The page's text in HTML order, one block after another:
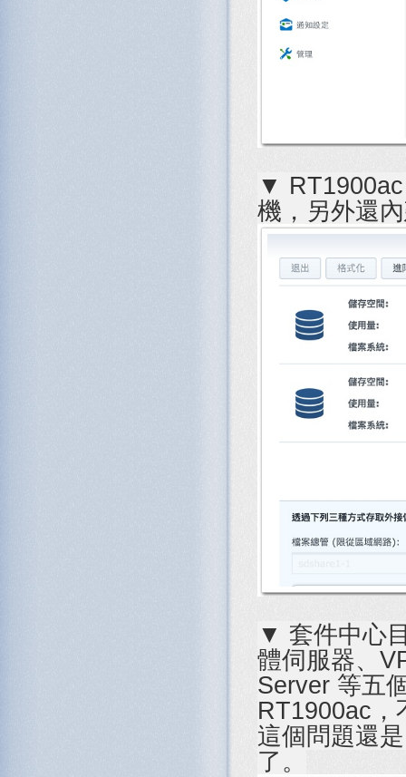
▼ RT1900ac
機，另外還
▼ 套件中心
體伺服器、
Server 等五
RT1900ac，
這個問題還
了。